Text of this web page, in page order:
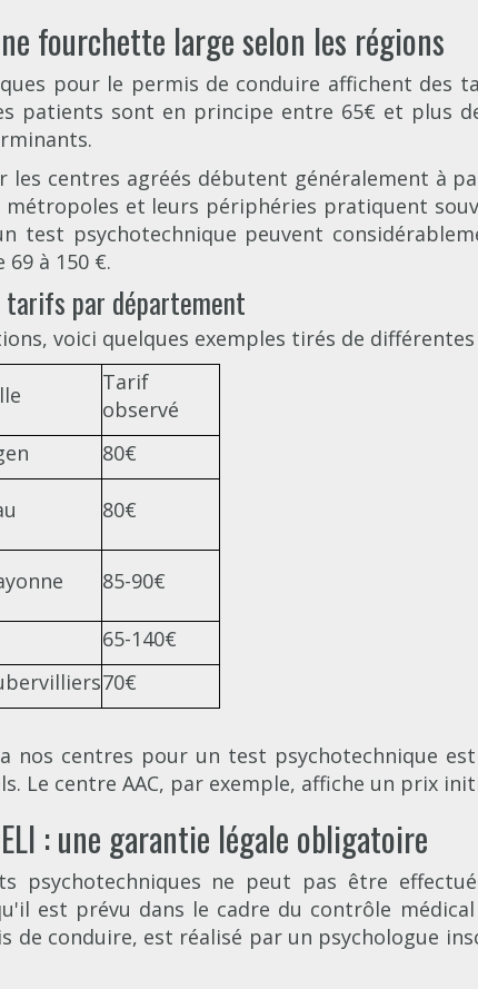
fourchette large selon les régions
pour le permis de conduire affichent des
patients sont en principe entre 65€ et plus
les centres agréés débutent généralement à
métropoles et leurs périphéries pratiquent
test psychotechnique peuvent
à 150 €.
tarifs par département
voici quelques exemples tirés de
Tarif
observé
80€
80€
85-90€
65-140€
70€
nos centres pour un test psychotechnique
Le centre AAC, par exemple, affiche un prix
: une garantie légale obligatoire
psychotechniques ne peut pas être
est prévu dans le cadre du contrôle
de conduire, est réalisé par un psychologue